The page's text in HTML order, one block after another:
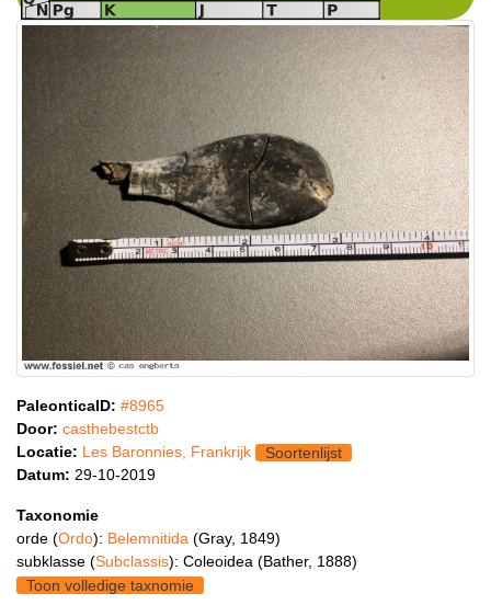
PaleonticaID: #8965
Door: casthebestctb
Locatie: Les Baronnies, Frankrijk
Soortenlijst
Datum: 29-10-2019
Taxonomie
orde (Ordo): Belemnitida (Gray, 1849)
subklasse (Subclassis): Coleoidea (Bather, 1888)
Toon volledige taxnomie